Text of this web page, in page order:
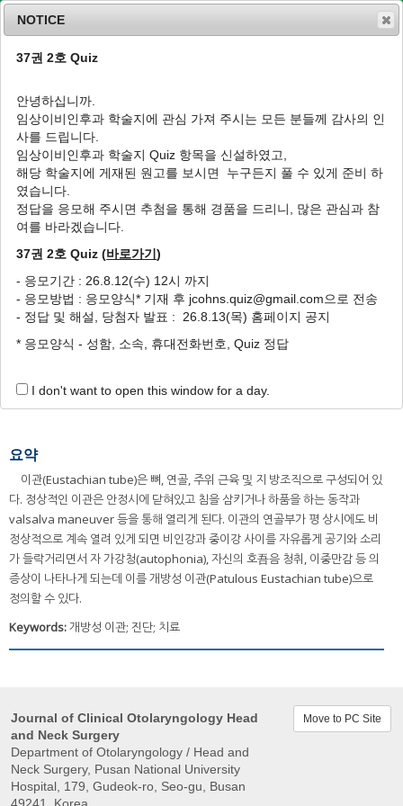
n
v
o
J Clin Otolaryngol Head Neck Surg
20(2 ): 149-156
pISSN: 1225-0244, eISSN: 2713-833X
DOI:https://doi.org/10.35420/jcohns.2009.20.2.149
특집
개방성 이관의 진단 및 치료
공수근 1 , *
Diagnosis and Management of the
Patulous Eustachian Tube
Soo-Keun Kong
Published Online: May 31, 2020
요약
이관(Eustachian tube)은 뼈, 연골, 주위 근육 및 지 방조직으로 구성되어 있
다. 정상적인 이관은 안정시에 닫혀있고 침을 삼키거나 하품을 하는 동작과
valsalva maneuver 등을 통해 열리게 된다. 이관의 연골부가 평 상시에도 비
정상적으로 계속 열려 있게 되면 비인강과 중이강 사이를 자유롭게 공기와 소리
가 들락거리면서 자 가강청(autophonia), 자신의 호吾음 청취, 이중만감 등 의
증상이 나타나게 되는데 이를 개방성 이관(Patulous Eustachian tube)으로
정의할 수 있다.
Keywords:개방성 이관; 진단; 치료
Journal of Clinical Otolaryngology Head
and Neck Surgery
Department of Otolaryngology / Head and
Neck Surgery, Pusan ​​National University
Hospital, 179, Gudeok-ro, Seo-gu, Busan
49241, Korea
Move to PC Site
NOTICE
37권 2호 Quiz
안녕하십니까.
임상이비인후과 학술지에 관심 가져 주시는 모든 분들께 감사의 인
사를 드립니다.
임상이비인후과 학술지 Quiz 항목을 신설하였고,
해당 학술지에 게재된 원고를 보시면 누구든지 풀 수 있게 준비 하
였습니다.
정답을 응모해 주시면 추첨을 통해 경품을 드리니, 많은 관심과 참
여를 바라겠습니다.
37권 2호 Quiz (바로가기)
- 응모기간 : 26.8.12(수) 12시 까지
- 응모방법 : 응모양식* 기재 후 jcohns.quiz@gmail.com으로 전송
- 정답 및 해설, 당첨자 발표 : 26.8.13(목) 홈페이지 공지
* 응모양식 - 성함, 소속, 휴대전화번호, Quiz 정답
I don't want to open this window for a day.